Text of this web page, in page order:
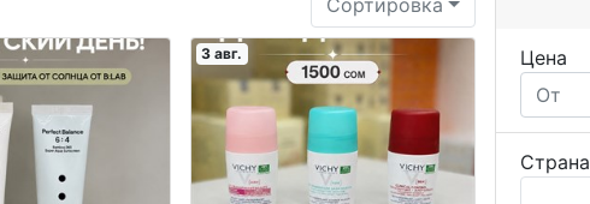
3 авг. Цена
Страна